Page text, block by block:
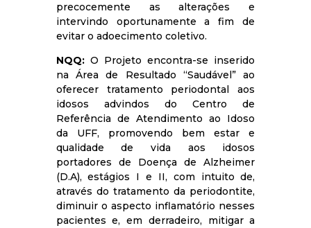
precocemente as alterações e
intervindo oportunamente a fim de
evitar o adoecimento coletivo.
NQQ: O Projeto encontra-se inserido
na Área de Resultado “Saudável” ao
oferecer tratamento periodontal aos
idosos advindos do Centro de
Referência de Atendimento ao Idoso
da UFF, promovendo bem estar e
qualidade de vida aos idosos
portadores de Doença de Alzheimer
(D.A), estágios I e II, com intuito de,
através do tratamento da periodontite,
diminuir o aspecto inflamatório nesses
pacientes e, em derradeiro, mitigar a